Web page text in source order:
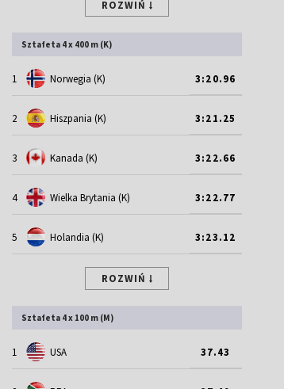
ROZWIŃ
Sztafeta 4 x 400 m (K)
1 Norwegia (K) 3:20.96
2 Hiszpania (K) 3:21.25
3 Kanada (K) 3:22.66
4 Wielka Brytania (K) 3:22.77
5 Holandia (K) 3:23.12
ROZWIŃ
Sztafeta 4 x 100 m (M)
1 USA 37.43